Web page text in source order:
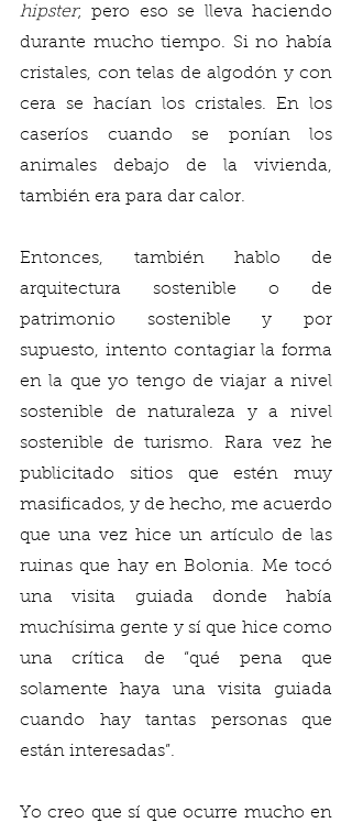
hipster; pero eso se lleva haciendo
durante mucho tiempo. Si no había
cristales, con telas de algodón y con
cera se hacían los cristales. En los
caseríos cuando se ponían los
animales debajo de la vivienda,
también era para dar calor.
Entonces, también hablo de
arquitectura sostenible o de
patrimonio sostenible y por
supuesto, intento contagiar la forma
en la que yo tengo de viajar a nivel
sostenible de naturaleza y a nivel
sostenible de turismo. Rara vez he
publicitado sitios que estén muy
masificados, y de hecho, me acuerdo
que una vez hice un artículo de las
ruinas que hay en Bolonia. Me tocó
una visita guiada donde había
muchísima gente y sí que hice como
una crítica de “qué pena que
solamente haya una visita guiada
cuando hay tantas personas que
están interesadas”.
Yo creo que sí que ocurre mucho en